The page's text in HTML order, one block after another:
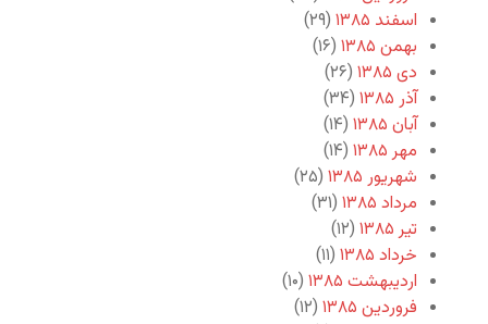
اسفند ۱۳۸۵
(۲۹)
بهمن ۱۳۸۵
(۱۶)
دی ۱۳۸۵
(۲۶)
آذر ۱۳۸۵
(۳۴)
آبان ۱۳۸۵
(۱۴)
مهر ۱۳۸۵
(۱۴)
شهریور ۱۳۸۵
(۲۵)
مرداد ۱۳۸۵
(۳۱)
تیر ۱۳۸۵
(۱۲)
خرداد ۱۳۸۵
(۱۱)
اردیبهشت ۱۳۸۵
(۱۰)
فروردین ۱۳۸۵
(۱۲)